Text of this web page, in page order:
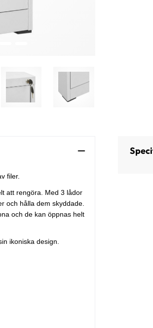
filer.
att rengöra. Med 3 lådor
och hålla dem skyddade.
och de kan öppnas helt
ikoniska design.